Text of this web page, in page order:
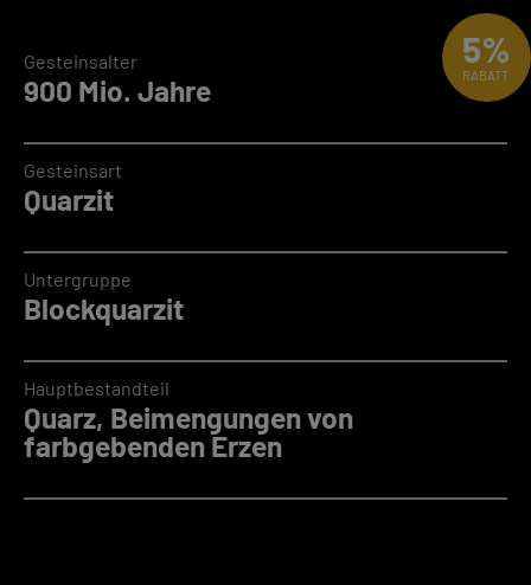
900 Mio. Jahre
Gesteinsalter
Quarzit
Gesteinsart
Blockquarzit
Untergruppe
Quarz, Beimengungen von
farbgebenden Erzen
Hauptbestandteil
5%
RABATT